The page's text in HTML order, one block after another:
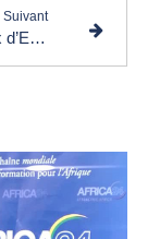
Suivant
Education : Port-Marly accueille le Prix d’Excellence de l’Étudiant Africain